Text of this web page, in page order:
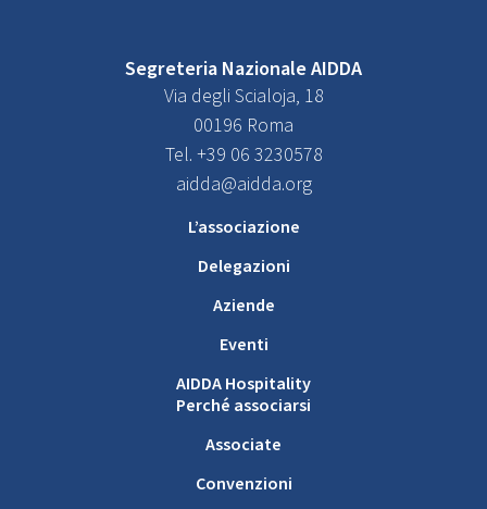
Segreteria Nazionale AIDDA
Via degli Scialoja, 18
00196 Roma
Tel. +39 06 3230578
aidda@aidda.org
L’associazione
Delegazioni
Aziende
Eventi
AIDDA Hospitality
Perché associarsi
Associate
Convenzioni